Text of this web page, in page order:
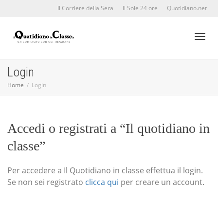
Il Corriere della Sera Il Sole 24 ore Quotidiano.net
Login
Home Login
Accedi o registrati a “Il quotidiano in
classe”
Per accedere a Il Quotidiano in classe effettua il login.
Se non sei registrato clicca qui per creare un account.